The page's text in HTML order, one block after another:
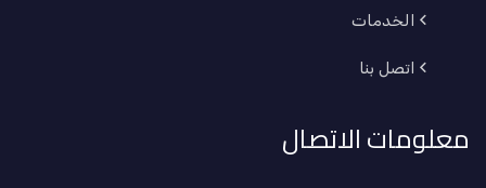
الخدمات
اتصل بنا
معلومات الاتصال